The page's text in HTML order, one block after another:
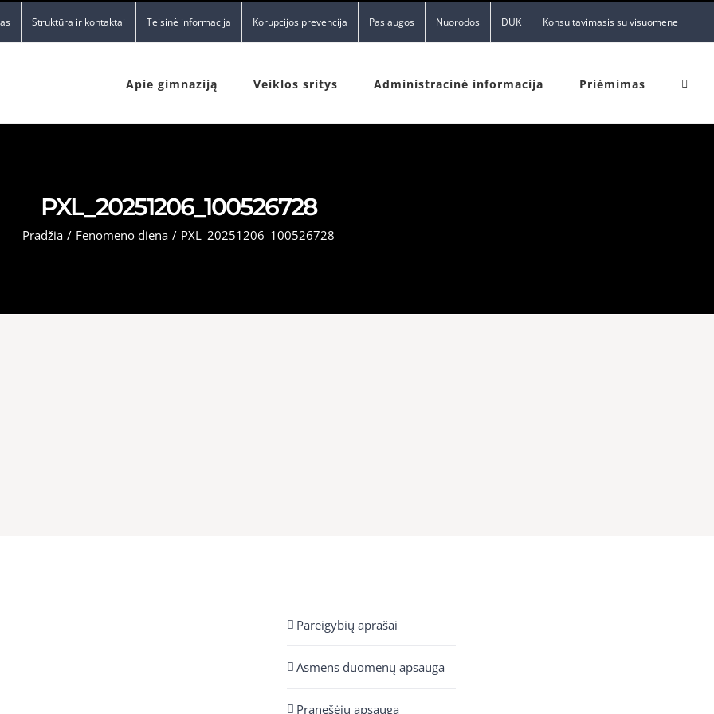
Struktūra ir kontaktai Teisinė informacija Korupcijos prevencija Paslaugos Nuorodos DUK Konsultavimasis su visuomene
Apie gimnaziją Veiklos sritys Administracinė informacija Priėmimas
PXL_20251206_100526728
Pradžia / Fenomeno diena / PXL_20251206_100526728
Pareigybių aprašai
Asmens duomenų apsauga
Pranešėjų apsauga